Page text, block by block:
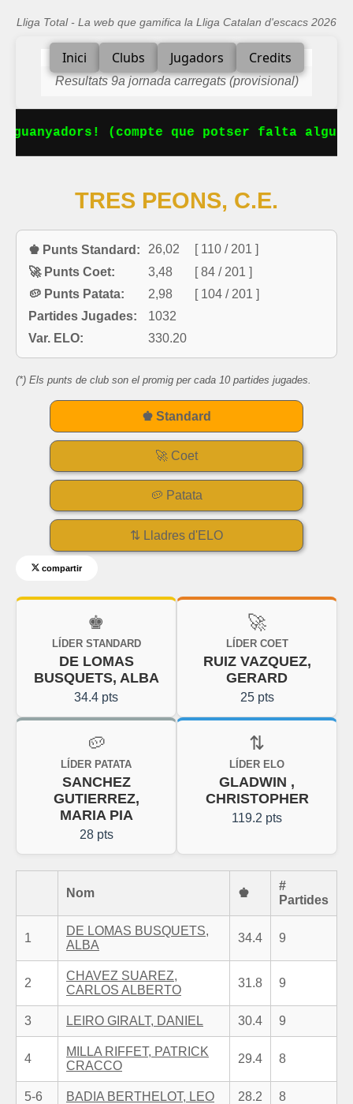
Lliga Total - La web que gamifica la Lliga Catalan d'escacs 2026
Inici Clubs Jugadors Credits
Resultats 9a jornada carregats (provisional)
(compte que potser falta alguna
TRES PEONS, C.E.
♚ Punts Standard: 26,02
[ 110 / 201 ]
🚀 Punts Coet:
3,48
[ 84 / 201 ]
🥔 Punts Patata:
2,98
[ 104 / 201 ]
Partides Jugades:
1032
Var. ELO:
330.20
(*) Els punts de club son el promig per cada 10 partides jugades.
♚ Standard
🚀 Coet
🥔 Patata
⇅ Lladres d'ELO
compartir
♚
LÍDER STANDARD
DE LOMAS
BUSQUETS, ALBA
34.4 pts
🚀
LÍDER COET
RUIZ VAZQUEZ,
GERARD
25 pts
🥔
LÍDER PATATA
SANCHEZ
GUTIERREZ,
MARIA PIA
28 pts
⇅
LÍDER ELO
GLADWIN ,
CHRISTOPHER
119.2 pts
Nom ♚
#
Partides
1
DE LOMAS BUSQUETS,
ALBA
34.4 9
2
CHAVEZ SUAREZ,
CARLOS ALBERTO
31.8 9
3 LEIRO GIRALT, DANIEL 30.4 9
4
MILLA RIFFET, PATRICK
CRACCO
29.4 8
5-6 BADIA BERTHELOT, LEO 28.2 8